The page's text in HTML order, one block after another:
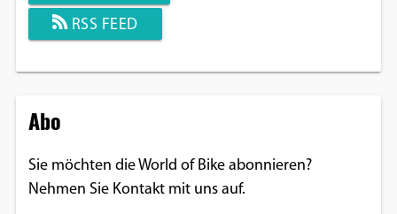
RSS FEED
Abo
Sie möchten die World of Bike abonnieren?
Nehmen Sie Kontakt mit uns auf.